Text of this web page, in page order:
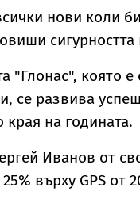
нови коли
"Глонас", която е
се развива
на годината.
Иванов от
върху GPS от